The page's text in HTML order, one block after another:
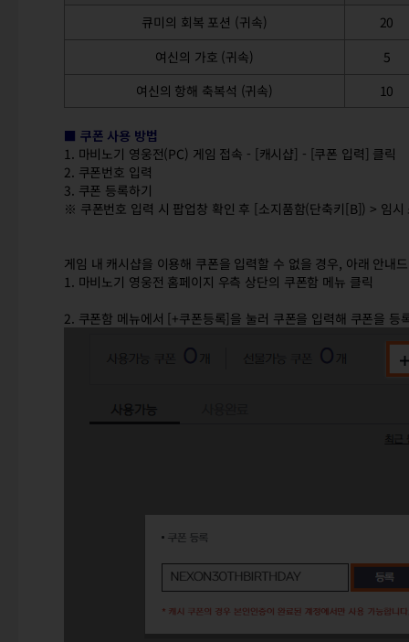
큐미의 회복 포션 (귀속)
20
여신의 가호 (귀속)
5
여신의 항해 축복석 (귀속)
10
■ 쿠폰 사용 방법
1. 마비노기 영웅전(PC) 게임 접속 - [캐시샵] - [쿠폰 입력] 클릭
2. 쿠폰번호 입력
3. 쿠폰 등록하기
※ 쿠폰번호 입력 시 팝업창 확인 후 [소지품함(단축키[B]) > 임
게임 내 캐시샵을 이용해 쿠폰을 입력할 수 없을 경우, 아래 안내
1. 마비노기 영웅전 홈페이지 우측 상단의 쿠폰함 메뉴 클릭
2. 쿠폰함 메뉴에서 [+쿠폰등록]을 눌러 쿠폰을 입력해 쿠폰을 등